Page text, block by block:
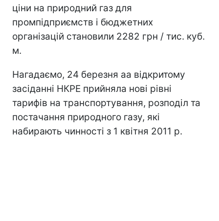
ціни на природний газ для
промпідприємств і бюджетних
організацій становили 2282 грн / тис. куб.
м.
Нагадаємо, 24 березня аа відкритому
засіданні НКРЕ прийняла нові рівні
тарифів на транспортування, розподіл та
постачання природного газу, які
набирають чинності з 1 квітня 2011 р.